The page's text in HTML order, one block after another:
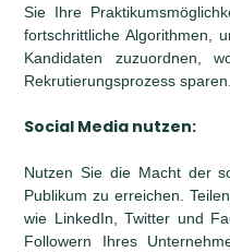
Sie Ihre
fortschrittliche Algorithmen,
Kandidaten zuzuordnen,
Rekrutierungsprozess sparen.
Social Media nutzen:
Nutzen Sie die Macht der
Publikum zu erreichen.
wie LinkedIn, Twitter und
Followern Ihres